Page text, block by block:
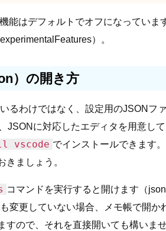
能はデフォルトでオフになっていま
）。
）の開き方
るわけではなく、設定用のJSONフ
JSONに対応したエディタを用意し
vscode でインストールできます
ましょう。
コマンドを実行すると開けます（
変更していない場合、メモ帳で開か
ので、それを直接開いても構いませ